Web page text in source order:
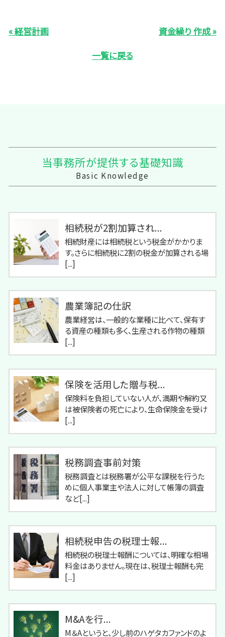
« 経営計画
資金繰り 作成 »
一覧に戻る
当事務所が提供する基礎知識
Basic Knowledge
相続税が2割加算され...
相続財産には相続税という税金がかかりま
す。さらに相続税に2割の税金が加算される場
[...]
農業簿記の仕訳
農業経営は、一般的な業種に比べて、保有す
る資産の種類も多く、生産される作物の種類
[...]
保険を活用した贈与税...
保険料を負担していない人が、満期や解約又
は被保険者の死亡により、生命保険金を受け
[...]
税務調査事前対策
税務調査とは税務署が公平な課税を行うた
めに個人事業主や法人に対して帳簿の調査
など[...]
相続税申告の税理士報...
相続税の税理士報酬については、明確な相場
料金はありません。現在は、税理士報酬も完
[...]
M&Aを行...
M＆Aというと、少し前のハゲタカファンドのよ